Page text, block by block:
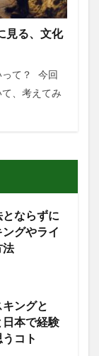
見る、文化
って？ 今回
、考えてみ
ならずに
グやライ
法
キングと
本で経験
コト